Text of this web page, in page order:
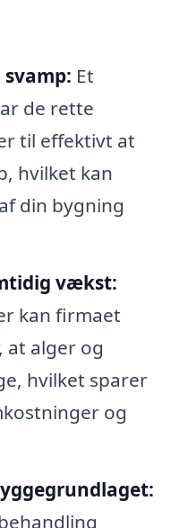
svamp: Et
de rette
til effektivt at
hvilket kan
din bygning
vækst:
kan firmaet
at alger og
hvilket sparer
og